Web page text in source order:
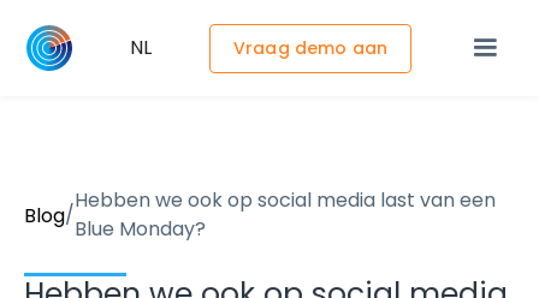
Vraag demo aan
NL
Blog/
Hebben we ook op social media last van een
Blue Monday?